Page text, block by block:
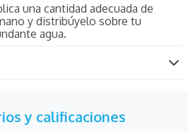
una cantidad adecuada de
y distribúyelo sobre tu
agua.
y calificaciones